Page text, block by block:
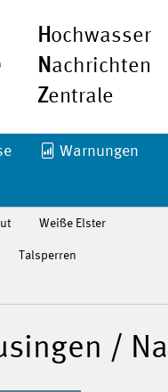
Hochwasser
Nachrichten
Zentrale
Warnungen
Weiße Elster
Talsperren
/